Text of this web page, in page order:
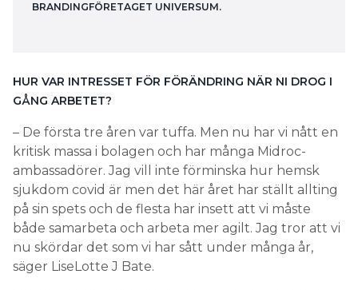
BRANDINGFÖRETAGET UNIVERSUM.
HUR VAR INTRESSET FÖR FÖRÄNDRING NÄR NI DROG I
GÅNG ARBETET?
– De första tre åren var tuffa. Men nu har vi nått en
kritisk massa i bolagen och har många Midroc-
ambassadörer. Jag vill inte förminska hur hemsk
sjukdom covid är men det här året har ställt allting
på sin spets och de flesta har insett att vi måste
både samarbeta och arbeta mer agilt. Jag tror att vi
nu skördar det som vi har sått under många år,
säger LiseLotte J Bate.